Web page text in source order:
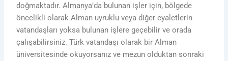
doğmaktadır. Almanya’da bulunan işler için, bölgede
öncelikli olarak Alman uyruklu veya diğer eyaletlerin
vatandaşları yoksa bulunan işlere geçebilir ve orada
çalışabilirsiniz. Türk vatandaşı olarak bir Alman
üniversitesinde okuyorsanız ve mezun olduktan sonraki